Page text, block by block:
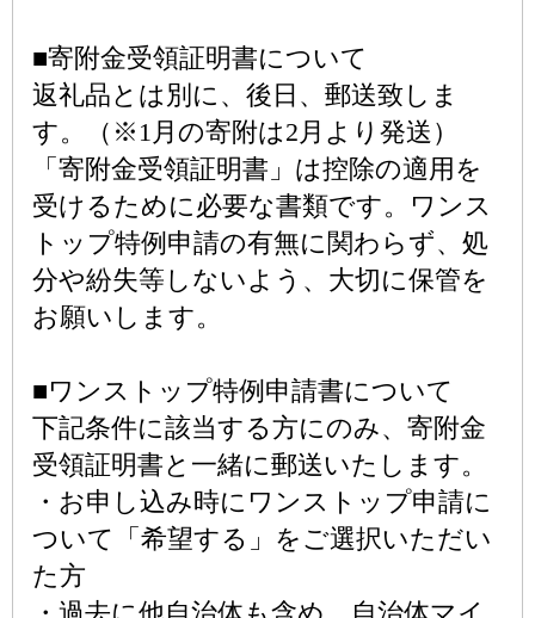
■寄附金受領証明書について
返礼品とは別に、後日、郵送致しま
す。（※1月の寄附は2月より発送）
「寄附金受領証明書」は控除の適用を
受けるために必要な書類です。ワンス
トップ特例申請の有無に関わらず、処
分や紛失等しないよう、大切に保管を
お願いします。
■ワンストップ特例申請書について
下記条件に該当する方にのみ、寄附金
受領証明書と一緒に郵送いたします。
・お申し込み時にワンストップ申請に
ついて「希望する」をご選択いただい
た方